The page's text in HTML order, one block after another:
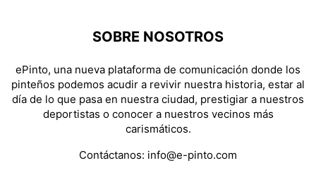
SOBRE NOSOTROS
ePinto, una nueva plataforma de comunicación donde los
pinteños podemos acudir a revivir nuestra historia, estar al
día de lo que pasa en nuestra ciudad, prestigiar a nuestros
deportistas o conocer a nuestros vecinos más
carismáticos.
Contáctanos: info@e-pinto.com